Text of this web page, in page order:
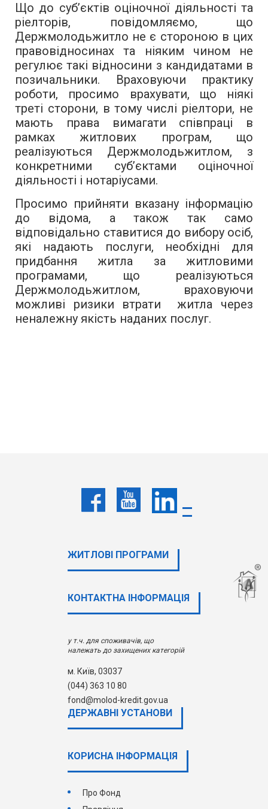
Що до суб’єктів оціночної діяльності та
ріелторів, повідомляємо, що
Держмолодьжитло не є стороною в цих
правовідносинах та ніяким чином не
регулює такі відносини з кандидатами в
позичальники. Враховуючи практику
роботи, просимо врахувати, що ніякі
треті сторони, в тому числі ріелтори, не
мають права вимагати співпраці в
рамках житлових програм, що
реалізуються Держмолодьжитлом, з
конкретними суб’єктами оціночної
діяльності і нотаріусами.
Просимо прийняти вказану інформацію
до відома, а також так само
відповідально ставитися до вибору осіб,
які надають послуги, необхідні для
придбання житла за житловими
програмами, що реалізуються
Держмолодьжитлом, враховуючи
можливі ризики втрати житла через
неналежну якість наданих послуг.
ЖИТЛОВІ ПРОГРАМИ
КОНТАКТНА ІНФОРМАЦІЯ
у т.ч. для споживачів, що
належать до захищених категорій
м. Київ, 03037
(044) 363 10 80
fond@molod-kredit.gov.ua
ДЕРЖАВНI УСТАНОВИ
КОРИСНА ІНФОРМАЦІЯ
Про Фонд